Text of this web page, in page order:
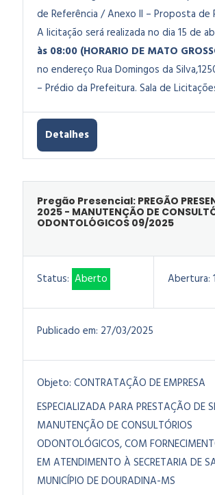
de Referência / Anexo II – Proposta de
A licitação será realizada no dia 15 de
às 08:00 (HORARIO DE MATO
no endereço Rua Domingos da
– Prédio da Prefeitura. Sala de
Detalhes
Pregão Presencial: PREGÃO
2025 - MANUTENÇÃO DE
ODONTOLÓGICOS 09/2025
Status: Aberto Abertura:
Publicado em: 27/03/2025
Objeto: CONTRATAÇÃO DE EMPRESA
ESPECIALIZADA PARA PRESTAÇÃO DE
MANUTENÇÃO DE CONSULTÓRIOS
ODONTOLÓGICOS, COM
EM ATENDIMENTO À SECRETARIA DE
MUNICÍPIO DE DOURADINA-MS